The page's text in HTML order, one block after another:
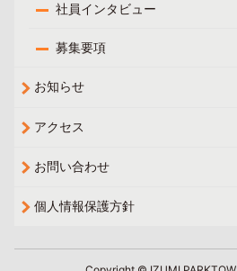
社員インタビュー
募集要項
お知らせ
アクセス
お問い合わせ
個人情報保護方針